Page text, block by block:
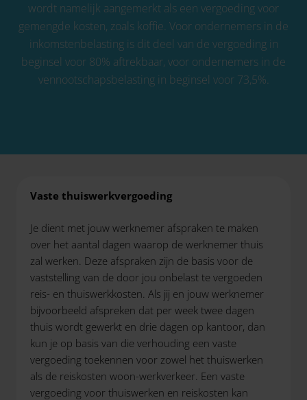
wordt namelijk aangemerkt als een vergoeding voor
gemengde kosten, zoals koffie. Voor ondernemers in de
inkomstenbelasting is dit deel van de vergoeding in
beginsel voor 80% aftrekbaar, voor ondernemers in de
vennootschapsbelasting in beginsel voor 73,5%.
Vaste thuiswerkvergoeding
Je dient met jouw werknemer afspraken te maken
over het aantal dagen waarop de werknemer thuis
zal werken. Deze afspraken zijn de basis voor de
vaststelling van de door jou onbelast te vergoeden
reis- en thuiswerkkosten. Als jij en jouw werknemer
bijvoorbeeld afspreken dat per week twee dagen
thuis wordt gewerkt en drie dagen op kantoor, dan
kun je op basis van die verhouding een vaste
vergoeding toekennen voor zowel het thuiswerken
als de reiskosten woon-werkverkeer. Een vaste
vergoeding voor thuiswerken en reiskosten kan